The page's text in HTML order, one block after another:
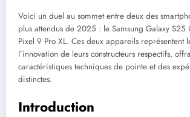
Voici un duel au sommet entre deux des
plus attendus de 2025 : le Samsung Galaxy S25
Pixel 9 Pro XL. Ces deux appareils représentent
l’innovation de leurs constructeurs respectifs,
caractéristiques techniques de pointe et des
distinctes.
Introduction